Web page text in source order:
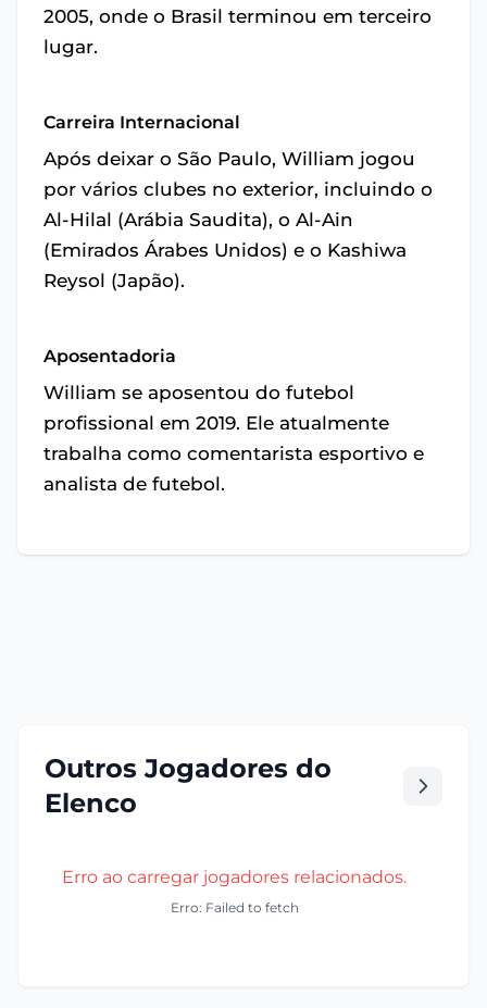
2005, onde o Brasil terminou em terceiro
lugar.
Carreira Internacional
Após deixar o São Paulo, William jogou
por vários clubes no exterior, incluindo o
Al-Hilal (Arábia Saudita), o Al-Ain
(Emirados Árabes Unidos) e o Kashiwa
Reysol (Japão).
Aposentadoria
William se aposentou do futebol
profissional em 2019. Ele atualmente
trabalha como comentarista esportivo e
analista de futebol.
Outros Jogadores do
Elenco
Erro ao carregar jogadores relacionados.
Erro: Failed to fetch